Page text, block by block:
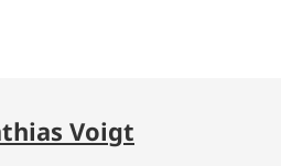
Voigt